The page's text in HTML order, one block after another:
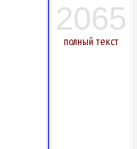
2065
полный текст